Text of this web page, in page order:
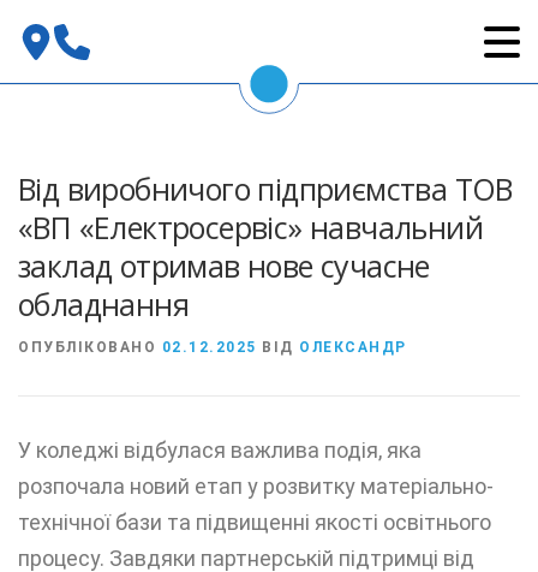
Від виробничого підприємства ТОВ
«ВП «Електросервіс» навчальний
заклад отримав нове сучасне
обладнання
ОПУБЛІКОВАНО 02.12.2025 ВІД ОЛЕКСАНДР
У коледжі відбулася важлива подія, яка
розпочала новий етап у розвитку матеріально-
технічної бази та підвищенні якості освітнього
процесу. Завдяки партнерській підтримці від